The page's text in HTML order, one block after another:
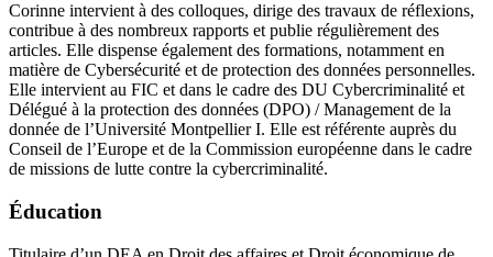
Corinne intervient à des colloques, dirige des travaux de réflexions,
contribue à des nombreux rapports et publie régulièrement des
articles. Elle dispense également des formations, notamment en
matière de Cybersécurité et de protection des données personnelles.
Elle intervient au FIC et dans le cadre des DU Cybercriminalité et
Délégué à la protection des données (DPO) / Management de la
donnée de l’Université Montpellier I. Elle est référente auprès du
Conseil de l’Europe et de la Commission européenne dans le cadre
de missions de lutte contre la cybercriminalité.
Éducation